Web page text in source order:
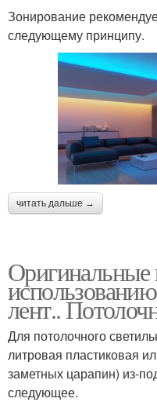
Зонирование
следующему принципу.
читать дальше →
Оригинальные
лент..
Для потолочного
литровая пластиковая
заметных царапин) из-
следующее.